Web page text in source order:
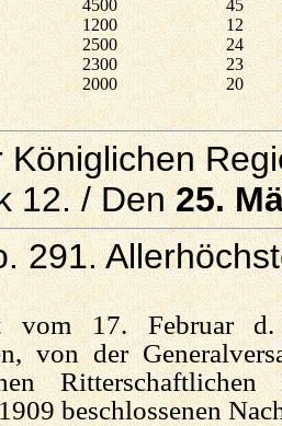
4500
45
1200
12
2500
24
2300
23
2000 20
Königlichen
12. / Den25.
291.
vom 17. Februar
von der
beschlossenen